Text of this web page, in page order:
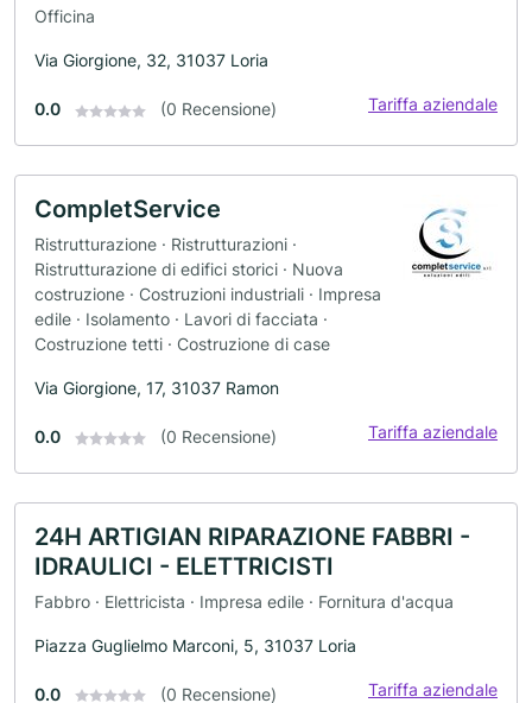
Officina
Via Giorgione, 32, 31037 Loria
0.0 (0 Recensione) Tariffa aziendale
CompletService
Ristrutturazione · Ristrutturazioni ·
Ristrutturazione di edifici storici · Nuova
costruzione · Costruzioni industriali · Impresa
edile · Isolamento · Lavori di facciata ·
Costruzione tetti · Costruzione di case
Via Giorgione, 17, 31037 Ramon
0.0 (0 Recensione) Tariffa aziendale
24H ARTIGIAN RIPARAZIONE FABBRI -
IDRAULICI - ELETTRICISTI
Fabbro · Elettricista · Impresa edile · Fornitura d'acqua
Piazza Guglielmo Marconi, 5, 31037 Loria
0.0 (0 Recensione) Tariffa aziendale